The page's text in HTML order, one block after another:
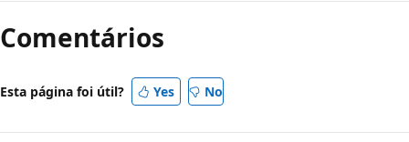
Comentários
Esta página foi útil? Yes No